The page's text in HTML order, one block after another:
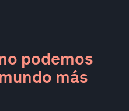
podemos
más